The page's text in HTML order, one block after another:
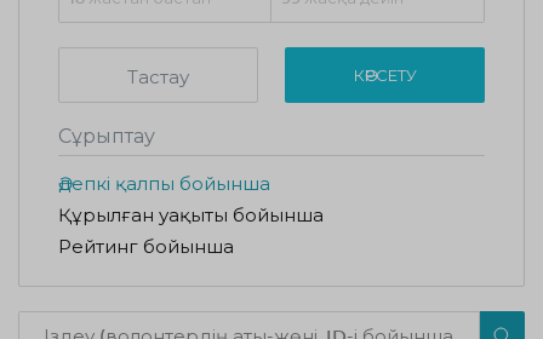
Тастау КӨРСЕТУ
Сұрыптау
Әдепкі қалпы бойынша
Құрылған уақыты бойынша
Рейтинг бойынша